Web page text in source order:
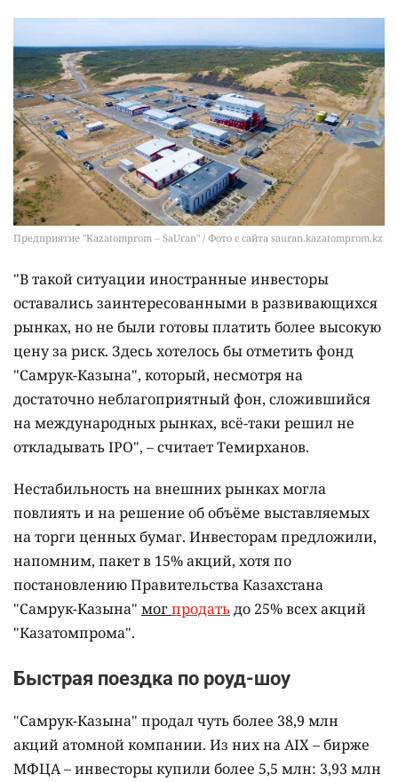
Предприятие "Kazatomprom – SaUran" / Фото с сайта sauran.kazatomprom.kz
"В такой ситуации иностранные инвесторы
оставались заинтересованными в развивающихся
рынках, но не были готовы платить более высокую
цену за риск. Здесь хотелось бы отметить фонд
"Самрук-Казына", который, несмотря на
достаточно неблагоприятный фон, сложившийся
на международных рынках, всё-таки решил не
откладывать IPO", – считает Темирханов.
Нестабильность на внешних рынках могла
повлиять и на решение об объёме выставляемых
на торги ценных бумаг. Инвесторам предложили,
напомним, пакет в 15% акций, хотя по
постановлению Правительства Казахстана
"Самрук-Казына" могпродатьдо 25% всех акций
"Казатомпрома".
Быстрая поездка по роуд-шоу
"Самрук-Казына" продал чуть более 38,9 млн
акций атомной компании. Из них на AIX – бирже
МФЦА – инвесторы купили более 5,5 млн: 3,93 млн